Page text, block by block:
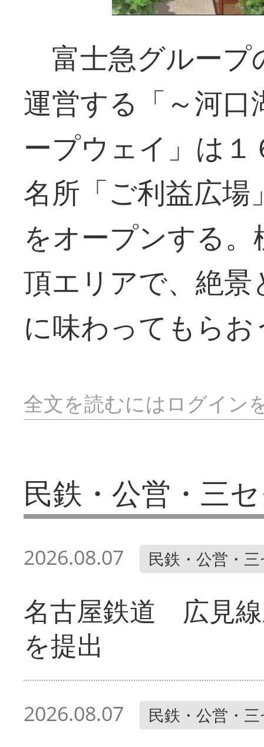
富士急グループ
運営する「～河
ープウェイ」は
名所「ご利益広場
をオープンする
頂エリアで、絶
に味わってもら
全文を読むにはログイン
民鉄・公営・三
2026.08.07 民鉄・公営・
名古屋鉄道 広見
を提出
2026.08.07 民鉄・公営・